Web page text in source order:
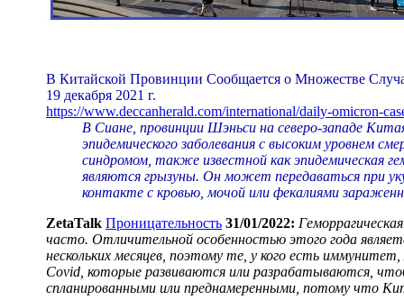
В Китайской Провинции Сообщается о Множестве
19 декабря 2021 г.
https://www.deccanherald.com/international/daily-omicron-
В Сиане, провинции Шэньси на северо-западе
эпидемического заболевания с высоким уровнем
синдромом, также известной как эпидемическая
являются грызуны. Он может передаваться при
контакте с кровью, мочой или фекалиями
ZetaTalk Проницательность 31/01/2022:
часто. Отличительной особенностью этого года
нескольких месяцев, поэтому те, у кого есть
Covid, которые развиваются или разрабатываются,
спланированными или преднамеренными, потому что